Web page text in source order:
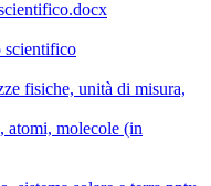
scientifico
fisiche, unità di misura,
atomi, molecole (in